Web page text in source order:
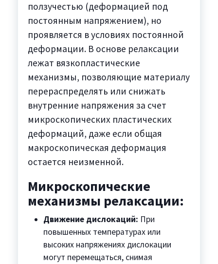
ползучестью (деформацией под
постоянным напряжением), но
проявляется в условиях постоянной
деформации. В основе релаксации
лежат вязкопластические
механизмы, позволяющие материалу
перераспределять или снижать
внутренние напряжения за счет
микроскопических пластических
деформаций, даже если общая
макроскопическая деформация
остается неизменной.
Микроскопические
механизмы релаксации:
Движение дислокаций: При
повышенных температурах или
высоких напряжениях дислокации
могут перемещаться, снимая